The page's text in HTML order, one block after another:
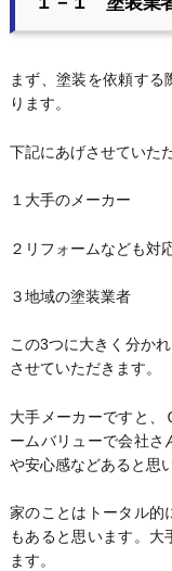
まず、塗装を依頼す
ります。
下記にあげさせていた
１大手のメーカー
２リフォームなども対
３地域の塗装業者
この3つに大きく分か
させていただきます。
大手メーカーですと、
ームバリューで会社さ
や安心感などあると思
家のことはトータル的
もあると思います。大
ます。